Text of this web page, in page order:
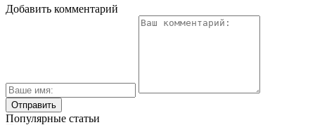
Добавить комментарий
Популярные статьи